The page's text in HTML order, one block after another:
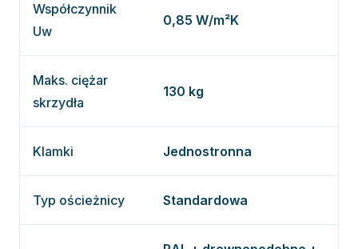
Współczynnik
Uw
0,85 W/m²K
Maks. ciężar
skrzydła
130 kg
Klamki Jednostronna
Typ ościeżnicy Standardowa